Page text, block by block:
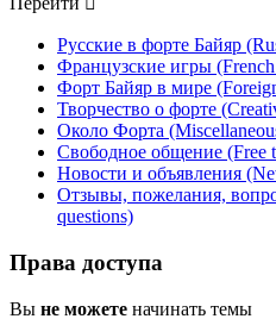
Русские в форте Байяр
Французские игры
Форт Байяр в мире
Творчество о форте
Около Форта
Свободное общение (Free
Новости и объявления
Отзывы, пожелания,
questions)
Права доступа
Вы не можете начинать темы